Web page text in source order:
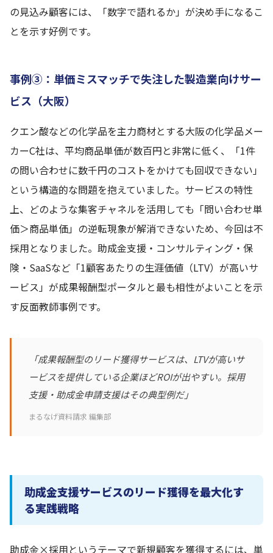
の見込み顧客には、「数字で語れるか」が決め手になるこ
とを示す好例です。
事例③：単価ミスマッチで失注した製造業向けサー
ビス（大阪）
クエン酸などの化学品を主力商材とする大阪の化学品メー
カーC社は、平均商品単価が数百円と非常に低く、「1件
の問い合わせに数千円のコストをかけても回収できない」
という構造的な問題を抱えていました。サービスの特性
上、どのような集客チャネルを活用しても「問い合わせ単
価＞商品単価」の逆転現象が解消できないため、今回は不
採用となりました。助成金支援・コンサルティング・保
険・SaaSなど「1顧客あたりの生涯価値（LTV）が高いサ
ービス」が成果報酬型ポータルと最も相性がよいことを示
す反面教師事例です。
「成果報酬型のリード獲得サービスは、LTVが高いサ
ービスを提供している企業ほどROIが出やすい。採用
支援・助成金申請支援はその典型例だ」
まるなげ資料請求 編集部
助成金支援サービスのリード獲得を最大化す
る実践戦略
助成金×採用というテーマで新規顧客を獲得するには、単